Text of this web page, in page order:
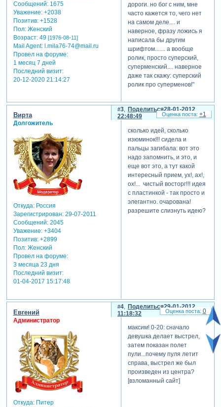
Сообщений:1675
Уважение: +2038
Позитив: +1528
Пол:Женский
Возраст:49 [1976-08-11]
Mail Agent:l.mila76-74@mail.ru
Провел на форуме:
1 месяц 7 дней
Последний визит:
20-12-2020 21:14:27
дороги. но бог с ним, мне
часто кажется то, чего нет
на самом деле.... и
наверное, фразу ложись я
написала бы другим
шрифтом....... а вообще
ролик, просто суперский,
суперменский.... наверное
даже так скажу: суперский
ролик про суперменов!"
Поделиться
3
28-01-2012
22:48:49
Вирта
Долгожитель
Откуда:Россия
Зарегистрирован: 29-07-2011
Сообщений:2045
Уважение: +3404
Позитив: +2899
Пол:Женский
Провел на форуме:
3 месяца 23 дня
Последний визит:
01-04-2017 15:17:48
сколько идей, сколько
изюминок!!! сидела и
пальцы загибала: вот это
надо запомнить, и это, и
еще вот это, а тут какой
интересный прием, ух!, ах!,
ох!... чистый восторг!!! идея
с пластинкой - так просто и
элегантно. очарована!
разрешите слизнуть идею?
+1
Поделиться
4
29-01-2012
11:18:32
Евгений
Администратор
Откуда:Питер
максим! 0-20: сначало
девушка делает выстрел,
затем показан полет
пули...почему пуля летит
справа, выстрел же был
произведен из центра?
[взломанный сайт]
0